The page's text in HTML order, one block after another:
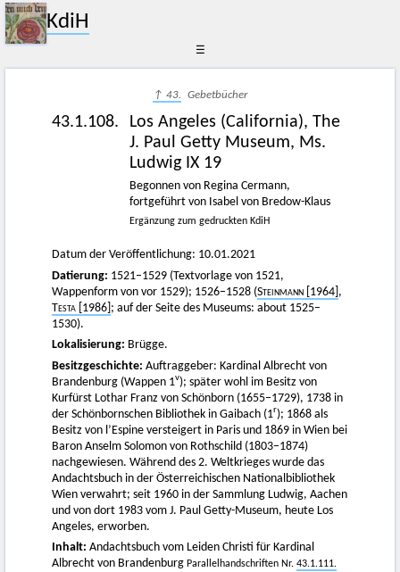
KdiH
☰
↑ 43. Gebetbücher
43.1.108.
Los Angeles (California), The
J. Paul Getty Museum, Ms.
Ludwig IX 19
Begonnen von Regina Cermann,
fortgeführt von Isabel von Bredow-Klaus
Ergänzung zum gedruckten KdiH
Datum der Veröffentlichung: 10.01.2021
Datierung: 1521–1529 (Textvorlage von 1521,
Wappenform von vor 1529); 1526−1528 (Steinmann [1964] ,
Testa [1986] ; auf der Seite des Museums: about 1525–
1530).
Lokalisierung: Brügge.
Besitzgeschichte: Auftraggeber: Kardinal Albrecht von
Brandenburg (Wappen 1v); später wohl im Besitz von
Kurfürst Lothar Franz von Schönborn (1655−1729), 1738 in
der Schönbornschen Bibliothek in Gaibach (1r); 1868 als
Besitz von l’Espine versteigert in Paris und 1869 in Wien bei
Baron Anselm Solomon von Rothschild (1803−1874)
nachgewiesen. Während des 2. Weltkrieges wurde das
Andachtsbuch in der Österreichischen Nationalbibliothek
Wien verwahrt; seit 1960 in der Sammlung Ludwig, Aachen
und von dort 1983 vom J. Paul Getty-Museum, heute Los
Angeles, erworben.
Inhalt: Andachtsbuch vom Leiden Christi für Kardinal
Albrecht von Brandenburg Parallelhandschriften Nr. 43.1.111.